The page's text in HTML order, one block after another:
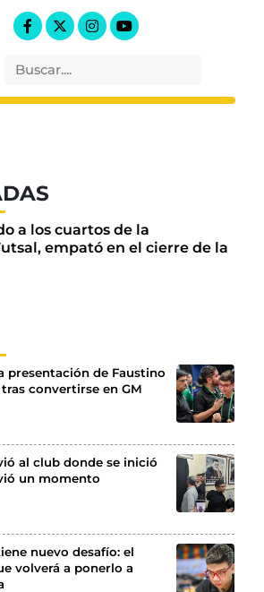
a los cuartos de la
empató en el cierre de la
presentación de Faustino
convertirse en GM
al club donde se inició
un momento
nuevo desafío: el
volverá a ponerlo a